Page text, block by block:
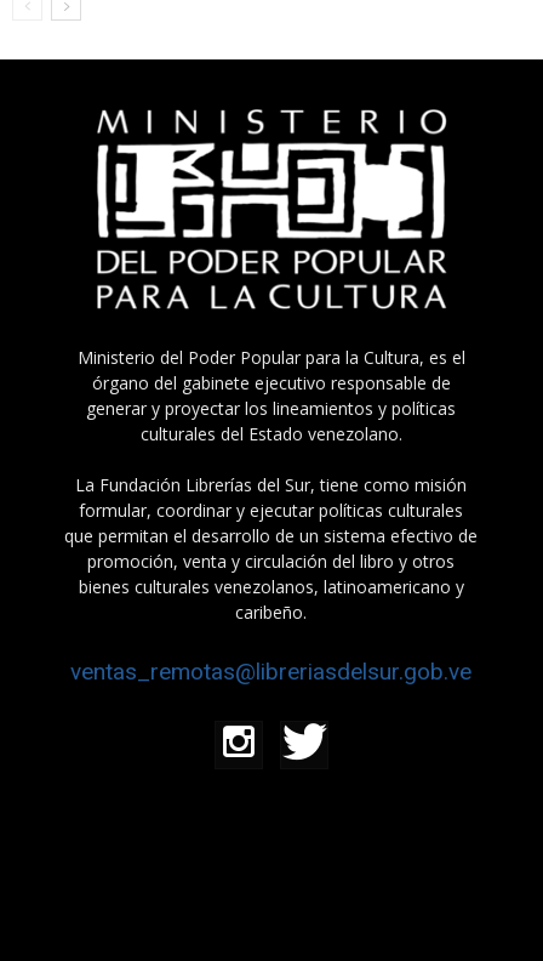
Ministerio del Poder Popular para la Cultura, es el
órgano del gabinete ejecutivo responsable de
generar y proyectar los lineamientos y políticas
culturales del Estado venezolano.
La Fundación Librerías del Sur, tiene como misión
formular, coordinar y ejecutar políticas culturales
que permitan el desarrollo de un sistema efectivo de
promoción, venta y circulación del libro y otros
bienes culturales venezolanos, latinoamericano y
caribeño.
ventas_remotas@libreriasdelsur.gob.ve